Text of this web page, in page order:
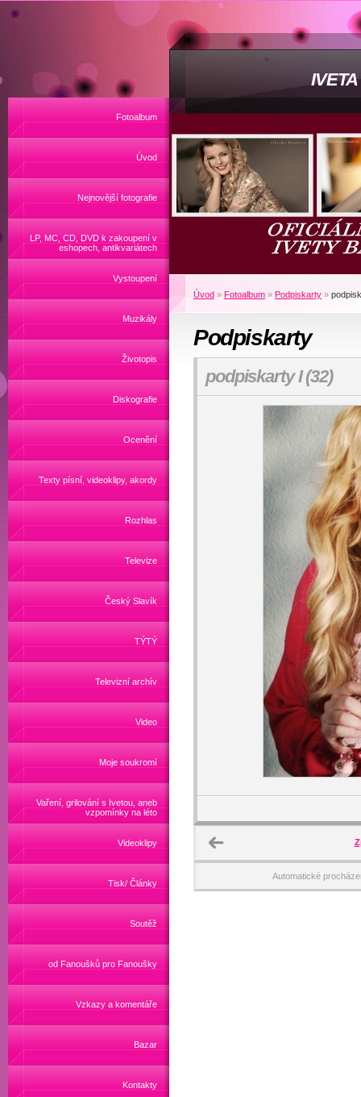
Fotoalbum
Úvod
Nejnovější fotografie
LP, MC, CD, DVD k zakoupení v
eshopech, antikvariátech
Vystoupení
Muzikály
Životopis
Diskografie
Ocenění
Texty písní, videoklipy, akordy
Rozhlas
Televize
Český Slavík
TÝTÝ
Televizní archív
Video
Moje soukromí
Vaření, grilování s Ivetou, aneb
vzpomínky na léto
Videoklipy
Tisk/ Články
Soutěž
od Fanoušků pro Fanoušky
Vzkazy a komentáře
Bazar
Kontakty
Úvod » Fotoalbum » Podpiskarty »
Podpiskarty
podpiskarty I (32)
Automatické